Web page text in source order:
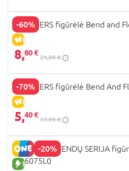
-60%
IŠPARDAVIMAS
AVENGERS figūrėlė Bend and
8,80 €
21,99 €
-70%
IŠPARDAVIMAS
AVENGERS figūrėlė Bend And
5,40 €
17,99 €
-20%
NAUJA PREKĖ
MARVEL LEGENDŲ SERIJA
G06075L0